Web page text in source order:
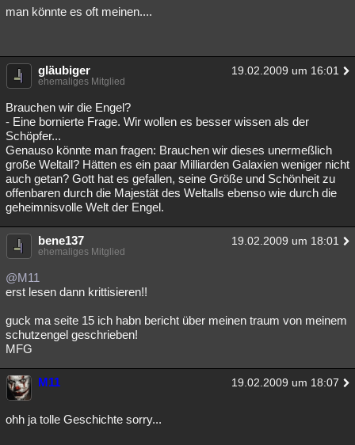
man könnte es oft meinen....
gläubiger 19.02.2009 um 16:01
ehemaliges Mitglied
Brauchen wir die Engel?
- Eine bornierte Frage. Wir wollen es besser wissen als der
Schöpfer...
Genauso könnte man fragen: Brauchen wir dieses unermeßlich
große Weltall? Hätten es ein paar Milliarden Galaxien weniger nicht
auch getan? Gott hat es gefallen, seine Größe und Schönheit zu
offenbaren durch die Majestät des Weltalls ebenso wie durch die
geheimnisvolle Welt der Engel.
bene137 19.02.2009 um 18:01
ehemaliges Mitglied
@M11
erst lesen dann krittisieren!!
guck ma seite 15 ich habn bericht über meinen traum von meinem
schutzengel geschrieben!
MFG
M11 19.02.2009 um 18:07
ohh ja tolle Geschichte sorry...